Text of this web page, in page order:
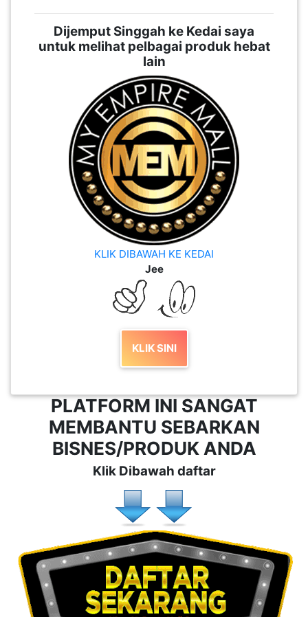
Dijemput Singgah ke Kedai saya
untuk melihat pelbagai produk hebat
lain
KLIK DIBAWAH KE KEDAI
Jee
KLIK SINI
PLATFORM INI SANGAT
MEMBANTU SEBARKAN
BISNES/PRODUK ANDA
Klik Dibawah daftar